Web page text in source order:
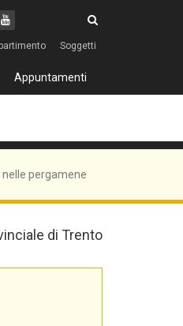
Youtube
Soggetti
Appuntamenti
nelle pergamene
di Trento